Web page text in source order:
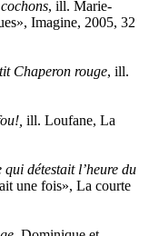
, ill. Marie-
Imagine, 2005, 32
Chaperon rouge, ill.
ill. Loufane, La
détestait l’heure du
une fois», La courte